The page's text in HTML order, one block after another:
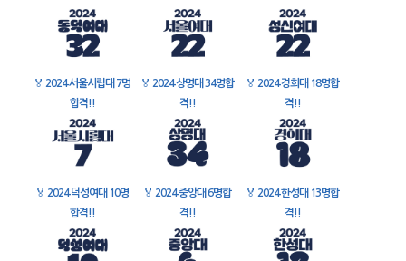
🏅 2024 서울시립대 7명
합격!!
🏅 2024 상명대 34명합
격!!
🏅 2024 경희대 18명합
격!!
🏅 2024 덕성여대 10명
합격!!
🏅 2024 중앙대 6명합
격!!
🏅 2024 한성대 13명합
격!!